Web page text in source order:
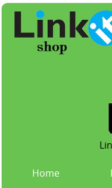
Home